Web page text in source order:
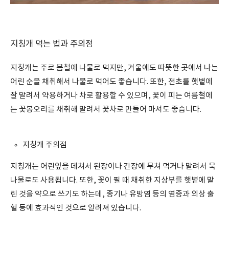
지칭개 먹는 법과 주의점
지칭개는 주로 봄철에 나물로 먹지만, 겨울에도 따뜻한 곳에서 나는
어린 순을 채취해서 나물로 먹어도 좋습니다. 또한, 전초를 햇볕에
잘 말려서 약용하거나 차로 활용할 수 있으며, 꽃이 피는 여름철에
는 꽃봉오리를 채취해 말려서 꽃차로 만들어 마셔도 좋습니다.
지칭개 주의점
지칭개는 어린잎을 데쳐서 된장이나 간장에 무쳐 먹거나 말려서 묵
나물로도 사용됩니다. 또한, 꽃이 필 때 채취한 지상부를 햇볕에 말
린 것을 약으로 쓰기도 하는데, 종기나 유방염 등의 염증과 외상 출
혈 등에 효과적인 것으로 알려져 있습니다.